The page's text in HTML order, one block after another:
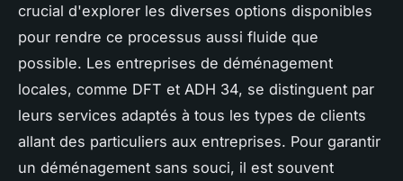
crucial d'explorer les diverses options disponibles
pour rendre ce processus aussi fluide que
possible. Les entreprises de déménagement
locales, comme DFT et ADH 34, se distinguent par
leurs services adaptés à tous les types de clients
allant des particuliers aux entreprises. Pour garantir
un déménagement sans souci, il est souvent